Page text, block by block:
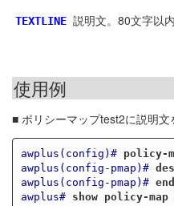
TEXTLINE 説明文。80文字以
使用例
■ ポリシーマップtest2に説明
awplus(config)# policy-
awplus(config-pmap)#
awplus(config-pmap)# end
awplus#
show policy-